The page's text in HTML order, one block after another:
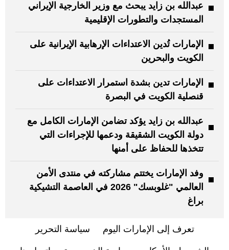
عبدالله بن زايد يبحث مع وزير الخارجية الإيراني
المستجدات والتطورات الإقليمية
الإمارات تُدين الاعتداءات الإرهابية الإيرانية على
الكويت والبحرين
الإمارات تدين بشدة استمرار الاعتداءات على
قنصلية الكويت في البصرة
عبدالله بن زايد يؤكد تضامن الإمارات الكامل مع
دولة الكويت الشقيقة ودعمها للإجراءات التي
تتخذها للحفاظ على أمنها
وفد الإمارات يختتم مشاركته في منتدى الأمن
العالمي "غلوبسك" 2026 في العاصمة التشيكية
براغ
تعرف إلى الإمارات اليوم سياسة التحرير